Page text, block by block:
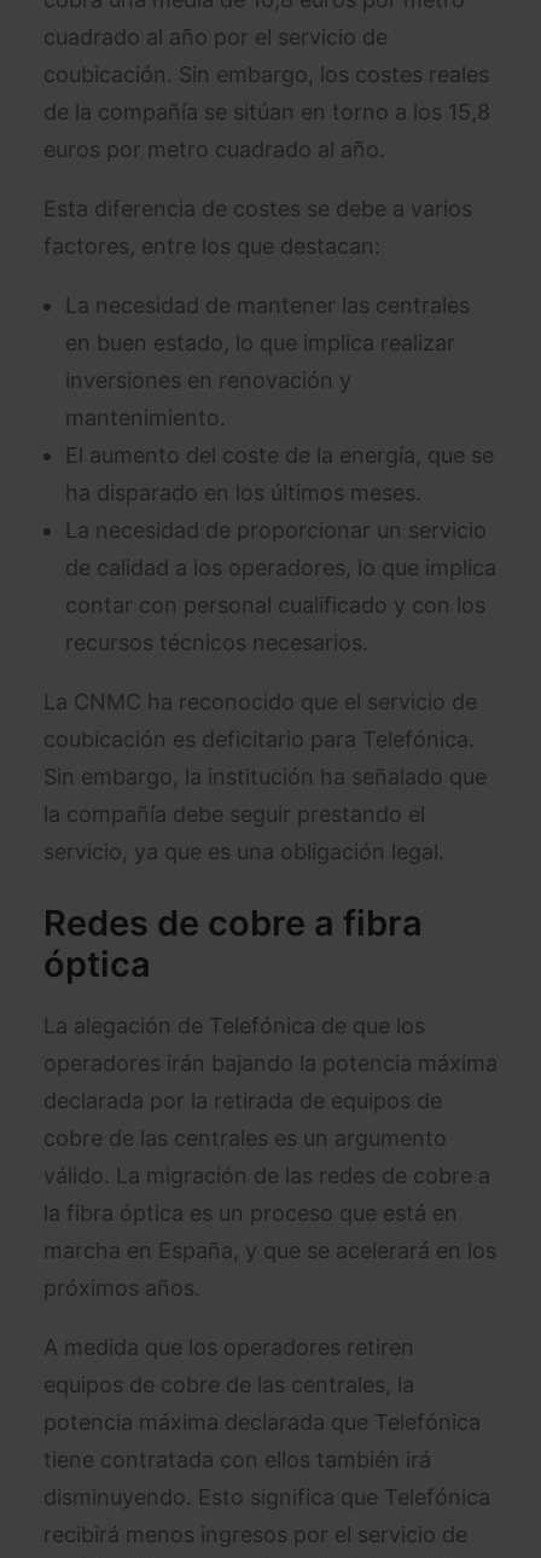
cuadrado al año por el servicio de
coubicación. Sin embargo, los costes reales
de la compañía se sitúan en torno a los 15,8
euros por metro cuadrado al año.
Esta diferencia de costes se debe a varios
factores, entre los que destacan:
La necesidad de mantener las centrales
en buen estado, lo que implica realizar
inversiones en renovación y
mantenimiento.
El aumento del coste de la energía, que se
ha disparado en los últimos meses.
La necesidad de proporcionar un servicio
de calidad a los operadores, lo que implica
contar con personal cualificado y con los
recursos técnicos necesarios.
La CNMC ha reconocido que el servicio de
coubicación es deficitario para Telefónica.
Sin embargo, la institución ha señalado que
la compañía debe seguir prestando el
servicio, ya que es una obligación legal.
Redes de cobre a fibra
óptica
La alegación de Telefónica de que los
operadores irán bajando la potencia máxima
declarada por la retirada de equipos de
cobre de las centrales es un argumento
válido. La migración de las redes de cobre a
la fibra óptica es un proceso que está en
marcha en España, y que se acelerará en los
próximos años.
A medida que los operadores retiren
equipos de cobre de las centrales, la
potencia máxima declarada que Telefónica
tiene contratada con ellos también irá
disminuyendo. Esto significa que Telefónica
recibirá menos ingresos por el servicio de